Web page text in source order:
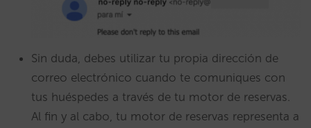
Sin duda, debes utilizar tu propia dirección de
correo electrónico cuando te comuniques con
tus huéspedes a través de tu motor de reservas.
Al fin y al cabo, tu motor de reservas representa a